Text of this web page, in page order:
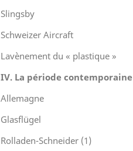
Slingsby
Schweizer Aircraft
Lavènement du « plastique »
IV. La période contemporaine
Allemagne
Glasflügel
Rolladen-Schneider (1)